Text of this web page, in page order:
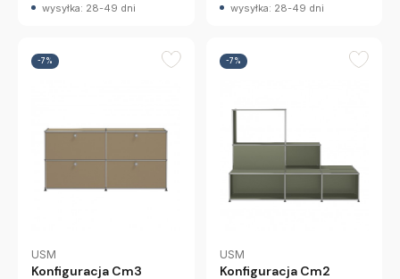
wysyłka: 28-49 dni wysyłka: 28-49 dni
-7%
USM
Konfiguracja Cm3
-7%
USM
Konfiguracja Cm2